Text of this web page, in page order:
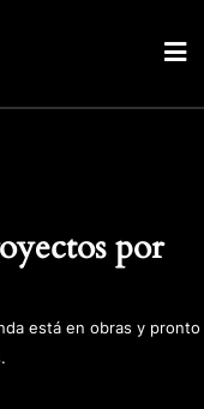
por
está en obras y pronto